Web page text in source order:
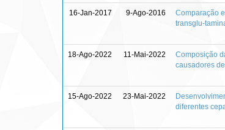
16-Jan-2017 9-Ago-2016
Comparação
transglu-
18-Ago-2022 11-Mai-2022
Composição
causadores
15-Ago-2022 23-Mai-2022
diferentes